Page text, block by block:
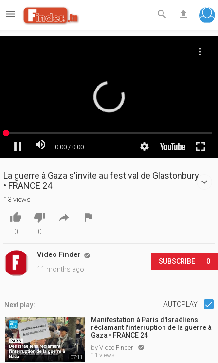
 search file_upload
La guerre à Gaza s'invite au festival de Glastonbury
• FRANCE 24
13 views

0

0
 
Video Finder 
11 months ago
SUBSCRIBE 0
Next play: AUTOPLAY
07:11
Manifestation à Paris d'Israéliens
réclamant l'interruption de la guerre à
Gaza • FRANCE 24
by Video Finder 
11 views